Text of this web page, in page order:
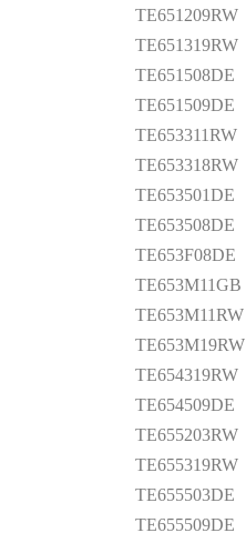
TE651209RW
TE651319RW
TE651508DE
TE651509DE
TE653311RW
TE653318RW
TE653501DE
TE653508DE
TE653F08DE
TE653M11GB
TE653M11RW
TE653M19RW
TE654319RW
TE654509DE
TE655203RW
TE655319RW
TE655503DE
TE655509DE